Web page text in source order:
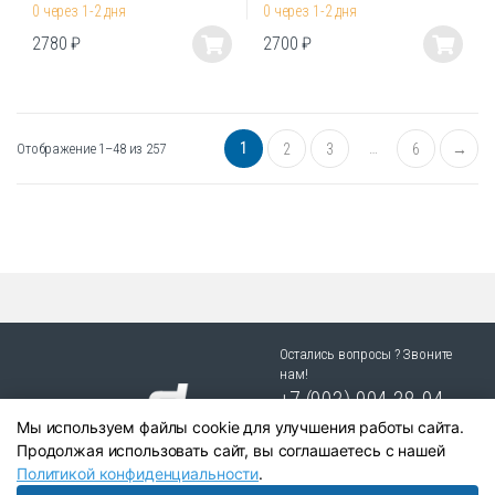
0 через 1-2 дня
2780₽
Этот
вариаций.
0 через 1-2 дня
2700₽
Этот
несколько
вариаций.
Отображение 1–48 из 257 1 2 3 … 6 →
Остались вопросы ? Звоните
нам!
+7 (903) 904 38-94
г. Новосибирск, ул. Степная
25/1 к.1
Мы используем файлы cookie для улучшения работы сайта.
Продолжая использовать сайт, вы соглашаетесь с нашей
Политикой конфиденциальности.